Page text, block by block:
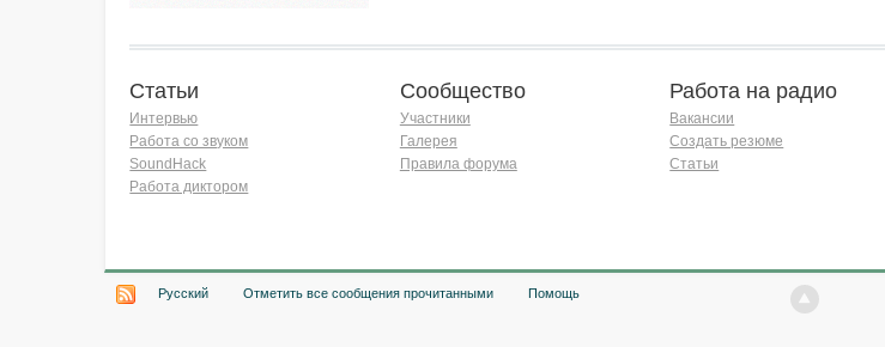
Статьи
Интервью
Работа со звуком
SoundHack
Работа диктором
Сообщество
Участники
Галерея
Правила форума
Работа на радио
Вакансии
Создать резюме
Статьи
Русский Отметить все сообщения прочитанными Помощь